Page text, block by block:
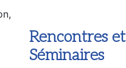
Rencontres et
Séminaires